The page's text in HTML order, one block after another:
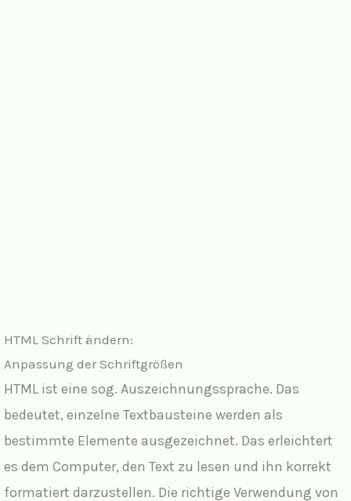
HTML Schrift ändern:
Anpassung der Schriftgrößen
HTML ist eine sog. Auszeichnungssprache. Das
bedeutet, einzelne Textbausteine werden als
bestimmte Elemente ausgezeichnet. Das erleichtert
es dem Computer, den Text zu lesen und ihn korrekt
formatiert darzustellen. Die richtige Verwendung von